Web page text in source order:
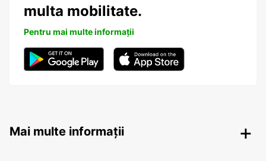
multa mobilitate.
Pentru mai multe informații
Mai multe informații